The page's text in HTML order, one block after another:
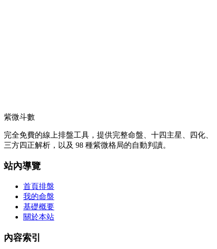
紫微斗數
完全免費的線上排盤工具，提供完整命盤、十四主星、四化、
三方四正解析，以及 98 種紫微格局的自動判讀。
站內導覽
首頁排盤
我的命盤
基礎概要
關於本站
內容索引